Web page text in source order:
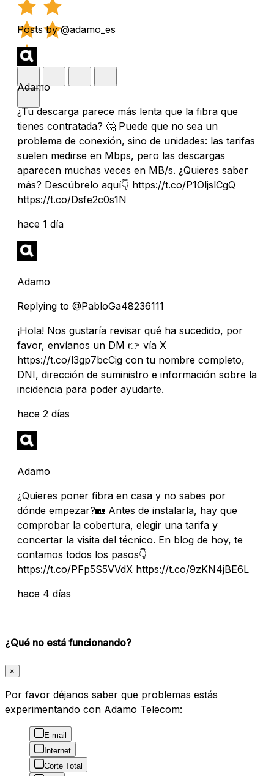
Posts by @adamo_es
Adamo
¿Tu descarga parece más lenta que la fibra que
tienes contratada? 🤔 Puede que no sea un
problema de conexión, sino de unidades: las tarifas
suelen medirse en Mbps, pero las descargas
aparecen muchas veces en MB/s. ¿Quieres saber
más? Descúbrelo aquí👇 https://t.co/P1OljslCgQ
https://t.co/Dsfe2c0s1N
hace 1 día
Adamo
Replying to @PabloGa48236111
¡Hola! Nos gustaría revisar qué ha sucedido, por
favor, envíanos un DM 👉 vía X
https://t.co/l3gp7bcCig con tu nombre completo,
DNI, dirección de suministro e información sobre la
incidencia para poder ayudarte.
hace 2 días
Adamo
¿Quieres poner fibra en casa y no sabes por
dónde empezar?🏡 Antes de instalarla, hay que
comprobar la cobertura, elegir una tarifa y
concertar la visita del técnico. En blog de hoy, te
contamos todos los pasos👇
https://t.co/PFp5S5VVdX https://t.co/9zKN4jBE6L
hace 4 días
¿Qué no está funcionando?
×
Por favor déjanos saber que problemas estás
experimentando con Adamo Telecom:
E-mail
Internet
Corte Total